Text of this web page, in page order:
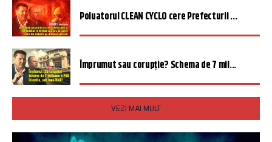
Poluatorul CLEAN CYCLO cere Prefecturii ...
Împrumut sau corupție? Schema de 7 mil...
VEZI MAI MULT